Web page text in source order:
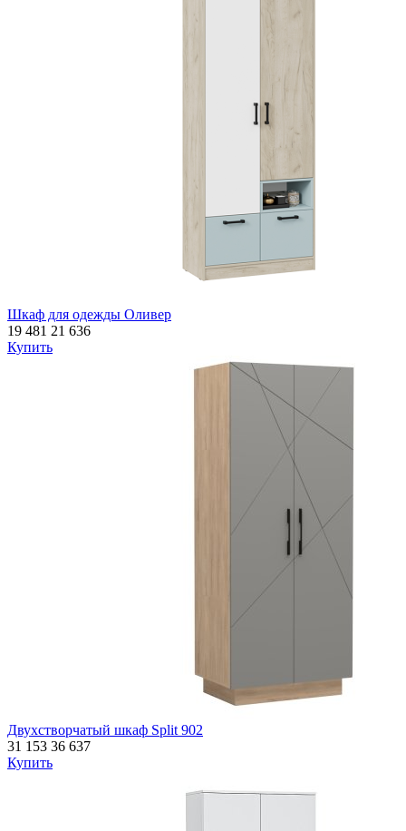
Шкаф для одежды Оливер
19 481 21 636
Купить
Двухстворчатый шкаф Split 902
31 153 36 637
Купить